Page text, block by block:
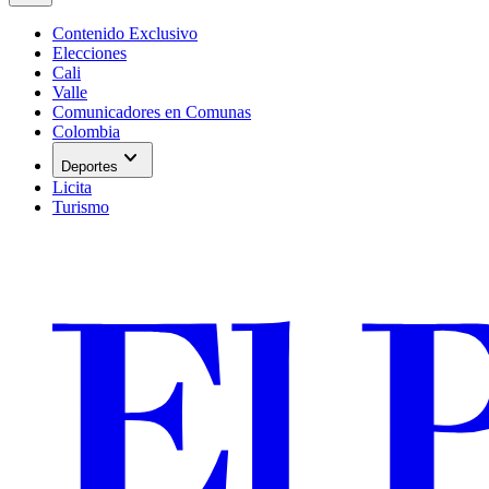
Contenido Exclusivo
Elecciones
Cali
Valle
Comunicadores en Comunas
Colombia
Deportes expand_more
Licita
Turismo